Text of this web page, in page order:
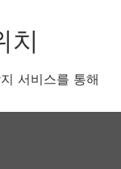
치
서비스를 통해